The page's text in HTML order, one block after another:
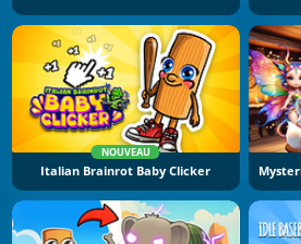
NOUVEAU
Italian Brainrot Baby Clicker